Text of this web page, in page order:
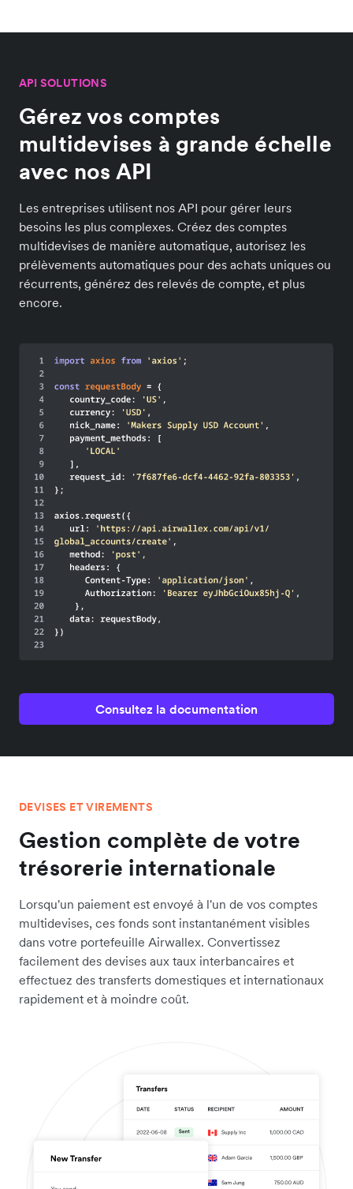
API SOLUTIONS
Gérez vos comptes
multidevises à grande échelle
avec nos API
Les entreprises utilisent nos API pour gérer leurs
besoins les plus complexes. Créez des comptes
multidevises de manière automatique, autorisez les
prélèvements automatiques pour des achats uniques ou
récurrents, générez des relevés de compte, et plus
encore.
Consultez la documentation
DEVISES ET VIREMENTS
Gestion complète de votre
trésorerie internationale
Lorsqu'un paiement est envoyé à l'un de vos comptes
multidevises, ces fonds sont instantanément visibles
dans votre portefeuille Airwallex. Convertissez
facilement des devises aux taux interbancaires et
effectuez des transferts domestiques et internationaux
rapidement et à moindre coût.